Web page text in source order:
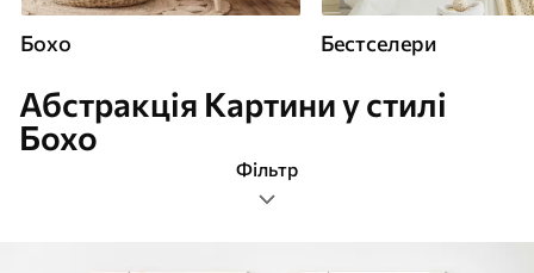
Бохо Бестселери
Абстракція Картини у стилі
Бохо
Фільтр